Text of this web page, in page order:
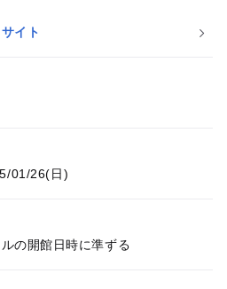
イト
01/26(日)
の開館日時に準ずる